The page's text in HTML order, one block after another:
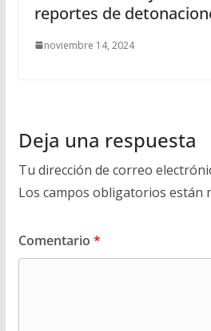
reportes de
noviembre 14, 2024
Deja una respuesta
Tu dirección de correo
Los campos obligatorios están
Comentario *